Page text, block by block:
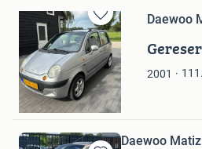
Bewaren
in
Mijn
Favorieten
Daewoo
2001
Pascalle
Gaanderen
Daewoo